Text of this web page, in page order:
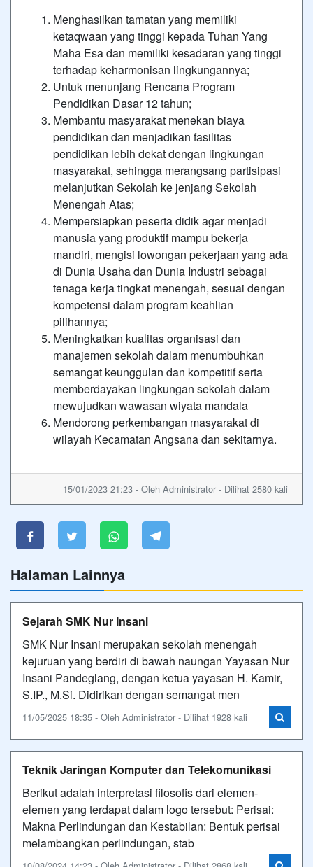
Menghasilkan tamatan yang memiliki
ketaqwaan yang tinggi kepada Tuhan Yang
Maha Esa dan memiliki kesadaran yang tinggi
terhadap keharmonisan lingkungannya;
Untuk menunjang Rencana Program
Pendidikan Dasar 12 tahun;
Membantu masyarakat menekan biaya
pendidikan dan menjadikan fasilitas
pendidikan lebih dekat dengan lingkungan
masyarakat, sehingga merangsang partisipasi
melanjutkan Sekolah ke jenjang Sekolah
Menengah Atas;
Mempersiapkan peserta didik agar menjadi
manusia yang produktif mampu bekerja
mandiri, mengisi lowongan pekerjaan yang ada
di Dunia Usaha dan Dunia Industri sebagai
tenaga kerja tingkat menengah, sesuai dengan
kompetensi dalam program keahlian
pilihannya;
Meningkatkan kualitas organisasi dan
manajemen sekolah dalam menumbuhkan
semangat keunggulan dan kompetitif serta
memberdayakan lingkungan sekolah dalam
mewujudkan wawasan wiyata mandala
Mendorong perkembangan masyarakat di
wilayah Kecamatan Angsana dan sekitarnya.
15/01/2023 21:23 - Oleh Administrator - Dilihat 2580 kali
Halaman Lainnya
Sejarah SMK Nur Insani
SMK Nur Insani merupakan sekolah menengah
kejuruan yang berdiri di bawah naungan Yayasan Nur
Insani Pandeglang, dengan ketua yayasan H. Kamir,
S.IP., M.Si. Didirikan dengan semangat men
11/05/2025 18:35 - Oleh Administrator - Dilihat 1928 kali
Teknik Jaringan Komputer dan Telekomunikasi
Berikut adalah interpretasi filosofis dari elemen-
elemen yang terdapat dalam logo tersebut: Perisai:
Makna Perlindungan dan Kestabilan: Bentuk perisai
melambangkan perlindungan, stab